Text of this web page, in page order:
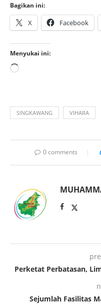
Bagikan ini:
X Facebook
Menyukai ini:
SINGKAWANG VIHARA
0 comments
Perketat Perbatasan,
Sejumlah Fasilitas